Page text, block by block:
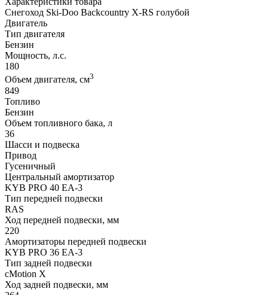
Снегоход Ski-Doo Backcountry X-RS голубой
Двигатель
Тип двигателя
Бензин
Мощность, л.с.
180
Объем двигателя, см3
849
Топливо
Бензин
Объем топливного бака, л
36
Шасси и подвеска
Привод
Гусеничный
Центральный амортизатор
KYB PRO 40 EA-3
Тип передней подвески
RAS
Ход передней подвески, мм
220
Амортизаторы передней подвески
KYB PRO 36 EA-3
Тип задней подвески
cMotion X
Ход задней подвески, мм